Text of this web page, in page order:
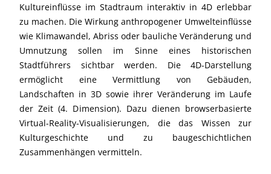
Kultureinflüsse im Stadtraum interaktiv in 4D erlebbar
zu machen. Die Wirkung anthropogener Umwelteinflüsse
wie Klimawandel, Abriss oder bauliche Veränderung und
Umnutzung sollen im Sinne eines historischen
Stadtführers sichtbar werden. Die 4D-Darstellung
ermöglicht eine Vermittlung von Gebäuden,
Landschaften in 3D sowie ihrer Veränderung im Laufe
der Zeit (4. Dimension). Dazu dienen browserbasierte
Virtual-Reality-Visualisierungen, die das Wissen zur
Kulturgeschichte und zu baugeschichtlichen
Zusammenhängen vermitteln.